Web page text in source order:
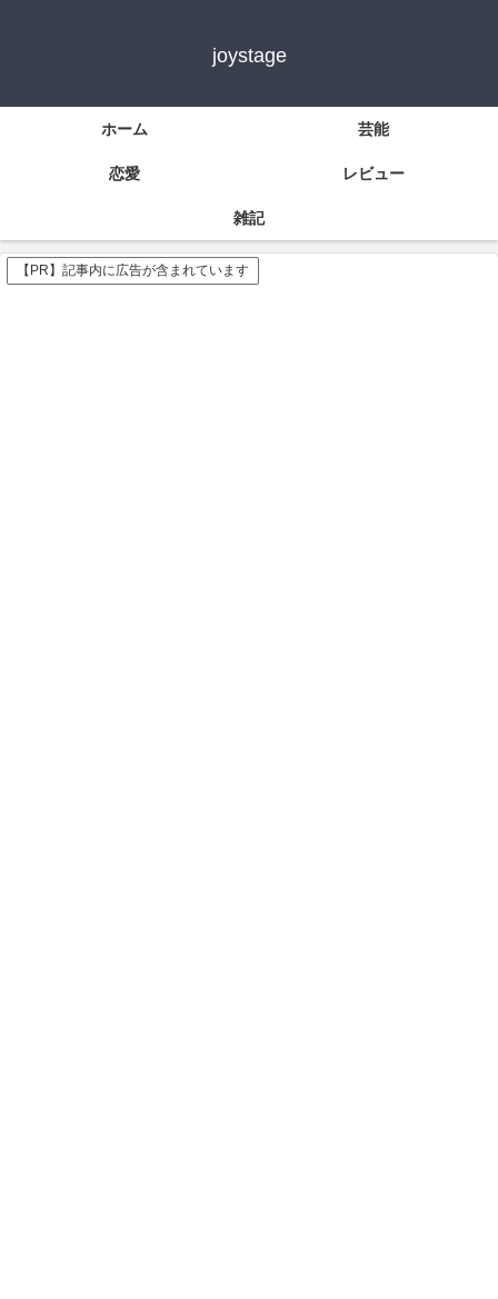
joystage
ホーム 芸能
恋愛 レビュー
雑記
【PR】記事内に広告が含まれています